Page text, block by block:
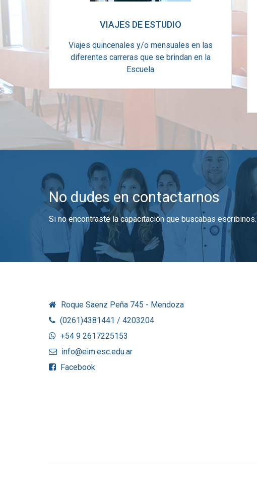
VIAJES DE ESTUDIO
Viajes quincenales y/o mensuales en las
diferentes carreras que se brindan en la
Escuela
No dudes en contactarnos
Si no encontraste la capacitación que buscabas escribinos.
Roque Saenz Peña 745 - Mendoza
(0261)4381441 / 4203204
+54 9 2617225153
info@eim.esc.edu.ar
Facebook